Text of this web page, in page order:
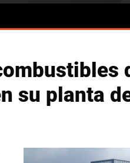
su planta